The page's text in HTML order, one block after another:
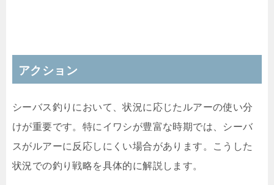
アクション
シーバス釣りにおいて、状況に応じたルアーの使い分
けが重要です。特にイワシが豊富な時期では、シーバ
スがルアーに反応しにくい場合があります。こうした
状況での釣り戦略を具体的に解説します。